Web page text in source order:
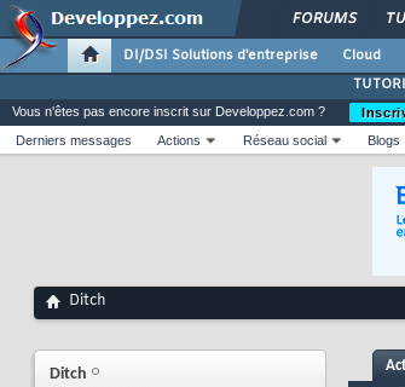
FORUMS
DI/DSI Solutions d'entreprise Cloud
Vous n'êtes pas encore inscrit sur Developpez.com ?
Derniers messages
Actions Réseau social Blogs
Ditch
Ditch